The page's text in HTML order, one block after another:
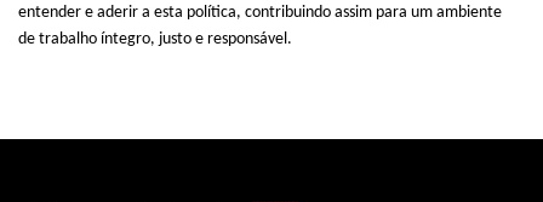
entender e aderir a esta política, contribuindo assim para um ambiente
de trabalho íntegro, justo e responsável.